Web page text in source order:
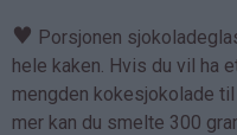
♥ Porsjonen
hele kaken. Hvis du vil ha
mengden kokesjokolade
mer kan du smelte 300